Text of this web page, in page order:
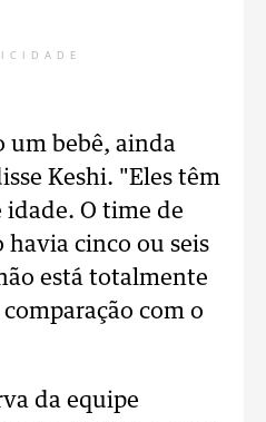
um bebê, ainda
Keshi. "Eles têm
idade. O time de
havia cinco ou seis
está totalmente
com o
da equipe